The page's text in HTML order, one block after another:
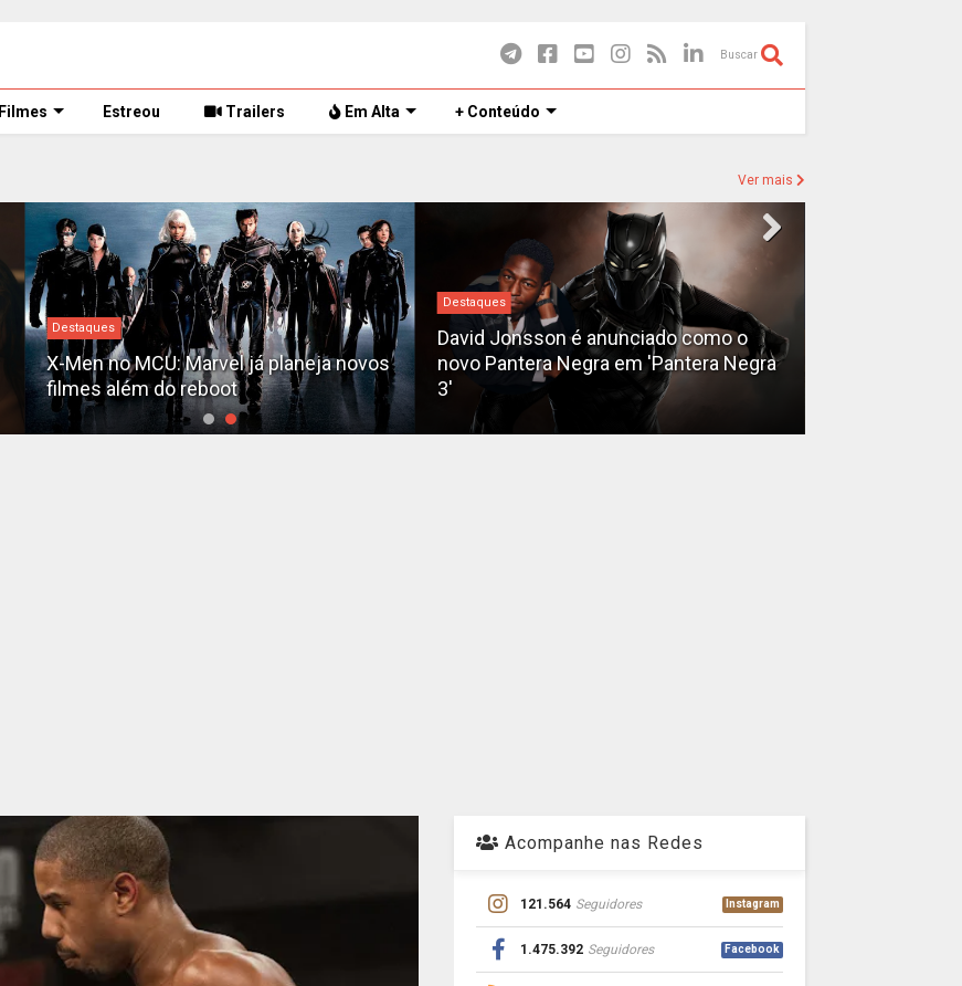
Buscar
Filmes Estreou Trailers Em Alta + Conteúdo
Ver mais
Destaques
X-Men no MCU: Marvel já planeja novos
filmes além do reboot
Destaques
David Jonsson é anunciado como o
novo Pantera Negra em 'Pantera Negra
3'
Acompanhe nas Redes
121.564 Seguidores Instagram
1.475.392 Seguidores Facebook